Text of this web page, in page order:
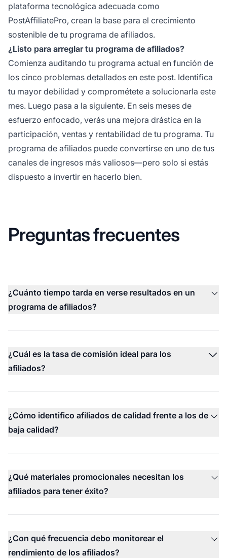
plataforma tecnológica adecuada como
PostAffiliatePro, crean la base para el crecimiento
sostenible de tu programa de afiliados.
¿Listo para arreglar tu programa de afiliados?
Comienza auditando tu programa actual en función de
los cinco problemas detallados en este post. Identifica
tu mayor debilidad y comprométete a solucionarla este
mes. Luego pasa a la siguiente. En seis meses de
esfuerzo enfocado, verás una mejora drástica en la
participación, ventas y rentabilidad de tu programa. Tu
programa de afiliados puede convertirse en uno de tus
canales de ingresos más valiosos—pero solo si estás
dispuesto a invertir en hacerlo bien.
Preguntas frecuentes
¿Cuánto tiempo tarda en verse resultados en un
programa de afiliados?
¿Cuál es la tasa de comisión ideal para los
afiliados?
¿Cómo identifico afiliados de calidad frente a los de
baja calidad?
¿Qué materiales promocionales necesitan los
afiliados para tener éxito?
¿Con qué frecuencia debo monitorear el
rendimiento de los afiliados?